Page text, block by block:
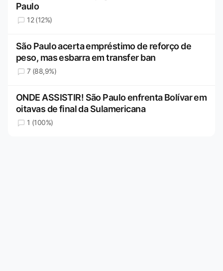
Paulo
12 (12%)
São Paulo acerta empréstimo de reforço de
peso, mas esbarra em transfer ban
7 (88,9%)
ONDE ASSISTIR! São Paulo enfrenta Bolívar em
oitavas de final da Sulamericana
1 (100%)